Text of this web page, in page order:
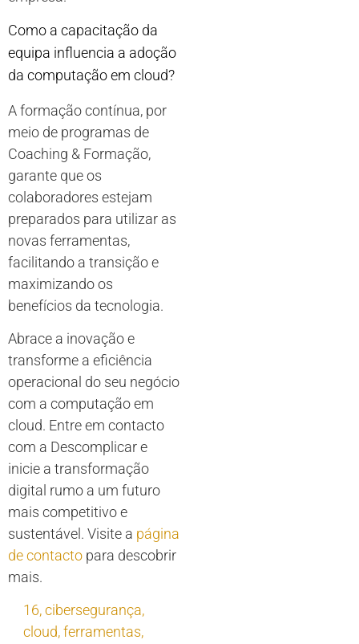
Como a capacitação da
equipa influencia a adoção
da computação em cloud?
A formação contínua, por
meio de programas de
Coaching & Formação,
garante que os
colaboradores estejam
preparados para utilizar as
novas ferramentas,
facilitando a transição e
maximizando os
benefícios da tecnologia.
Abrace a inovação e
transforme a eficiência
operacional do seu negócio
com a computação em
cloud. Entre em contacto
com a Descomplicar e
inicie a transformação
digital rumo a um futuro
mais competitivo e
sustentável. Visite a página
de contacto para descobrir
mais.
16,cibersegurança,
cloud,ferramentas,